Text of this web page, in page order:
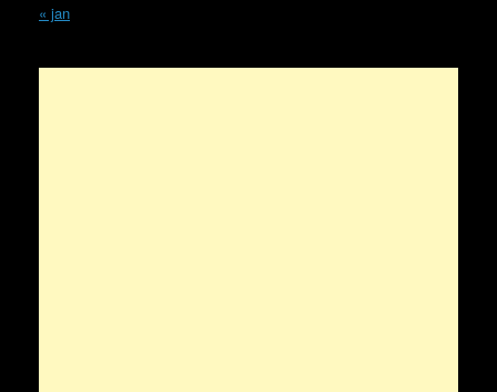
« jan